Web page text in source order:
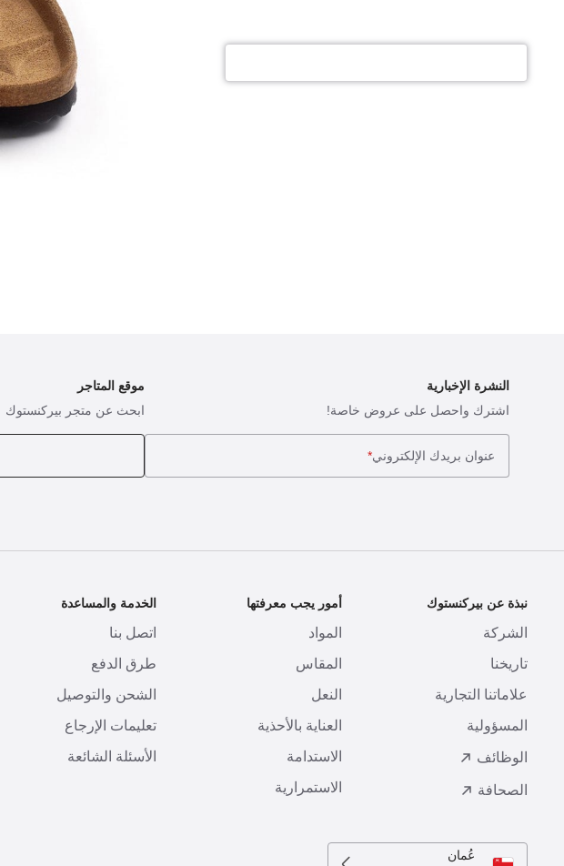
النشرة الإخبارية
اشترك واحصل على عروض خاصة!
عنوان بريدك الإلكتروني*
موقع المتاجر
ابحث عن متجر بيركنستوك
نبذة عن بيركنستوك
الشركة
تاريخنا
علاماتنا التجارية
المسؤولية
الوظائف
الصحافة
أمور يجب معرفتها
المواد
المقاس
النعل
العناية بالأحذية
الاستدامة
الاستمرارية
الخدمة والمساعدة
اتصل بنا
طرق الدفع
الشحن والتوصيل
تعليمات الإرجاع
الأسئلة الشائعة
عُمان